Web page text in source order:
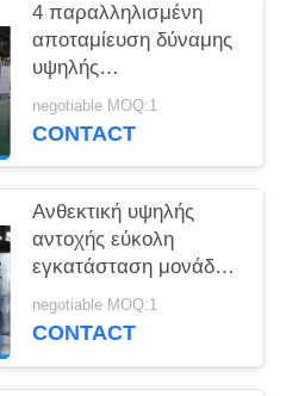
4 παραλληλισμένη
αποταμίευση δύναμης
υψηλής
αποδοτικότητας 25kw
μονάδων συμπιεστών
negotiable MOQ:1
CONTACT
Ανθεκτική υψηλής
αντοχής εύκολη
εγκατάσταση μονάδων
συμπιεστών ψύξης
Refcomp
negotiable MOQ:1
CONTACT